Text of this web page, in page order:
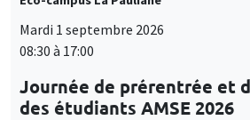
Mardi 1 septembre 2026
08:30 à 17:00
Journée de prérentrée et
des étudiants AMSE 2026